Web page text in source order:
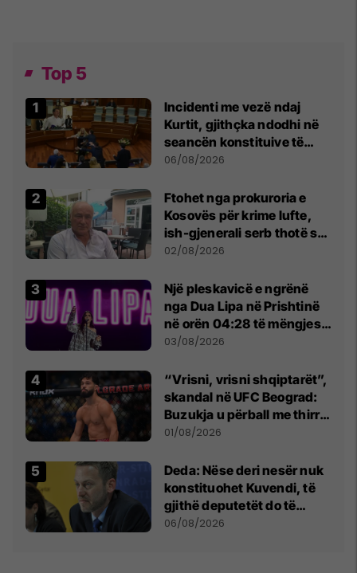
Top 5
Incidenti me vezë ndaj
Kurtit, gjithçka ndodhi në
seancën konstituive të
Kuvendit
06/08/2026
Ftohet nga prokuroria e
Kosovës për krime lufte,
ish-gjenerali serb thotë se
dikush e tradhtoi në
02/08/2026
Një pleskavicë e ngrënë
nga Dua Lipa në Prishtinë
në orën 04:28 të mëngjesit
- dhe bota digjitale serbe
03/08/2026
“Vrisni, vrisni shqiptarët”,
skandal në UFC Beograd:
Buzukja u përball me thirrje
anti-shqiptare nga
01/08/2026
Deda: Nëse deri nesër nuk
konstituohet Kuvendi, të
gjithë deputetët do të
bëjnë shkelje të rëndë
06/08/2026